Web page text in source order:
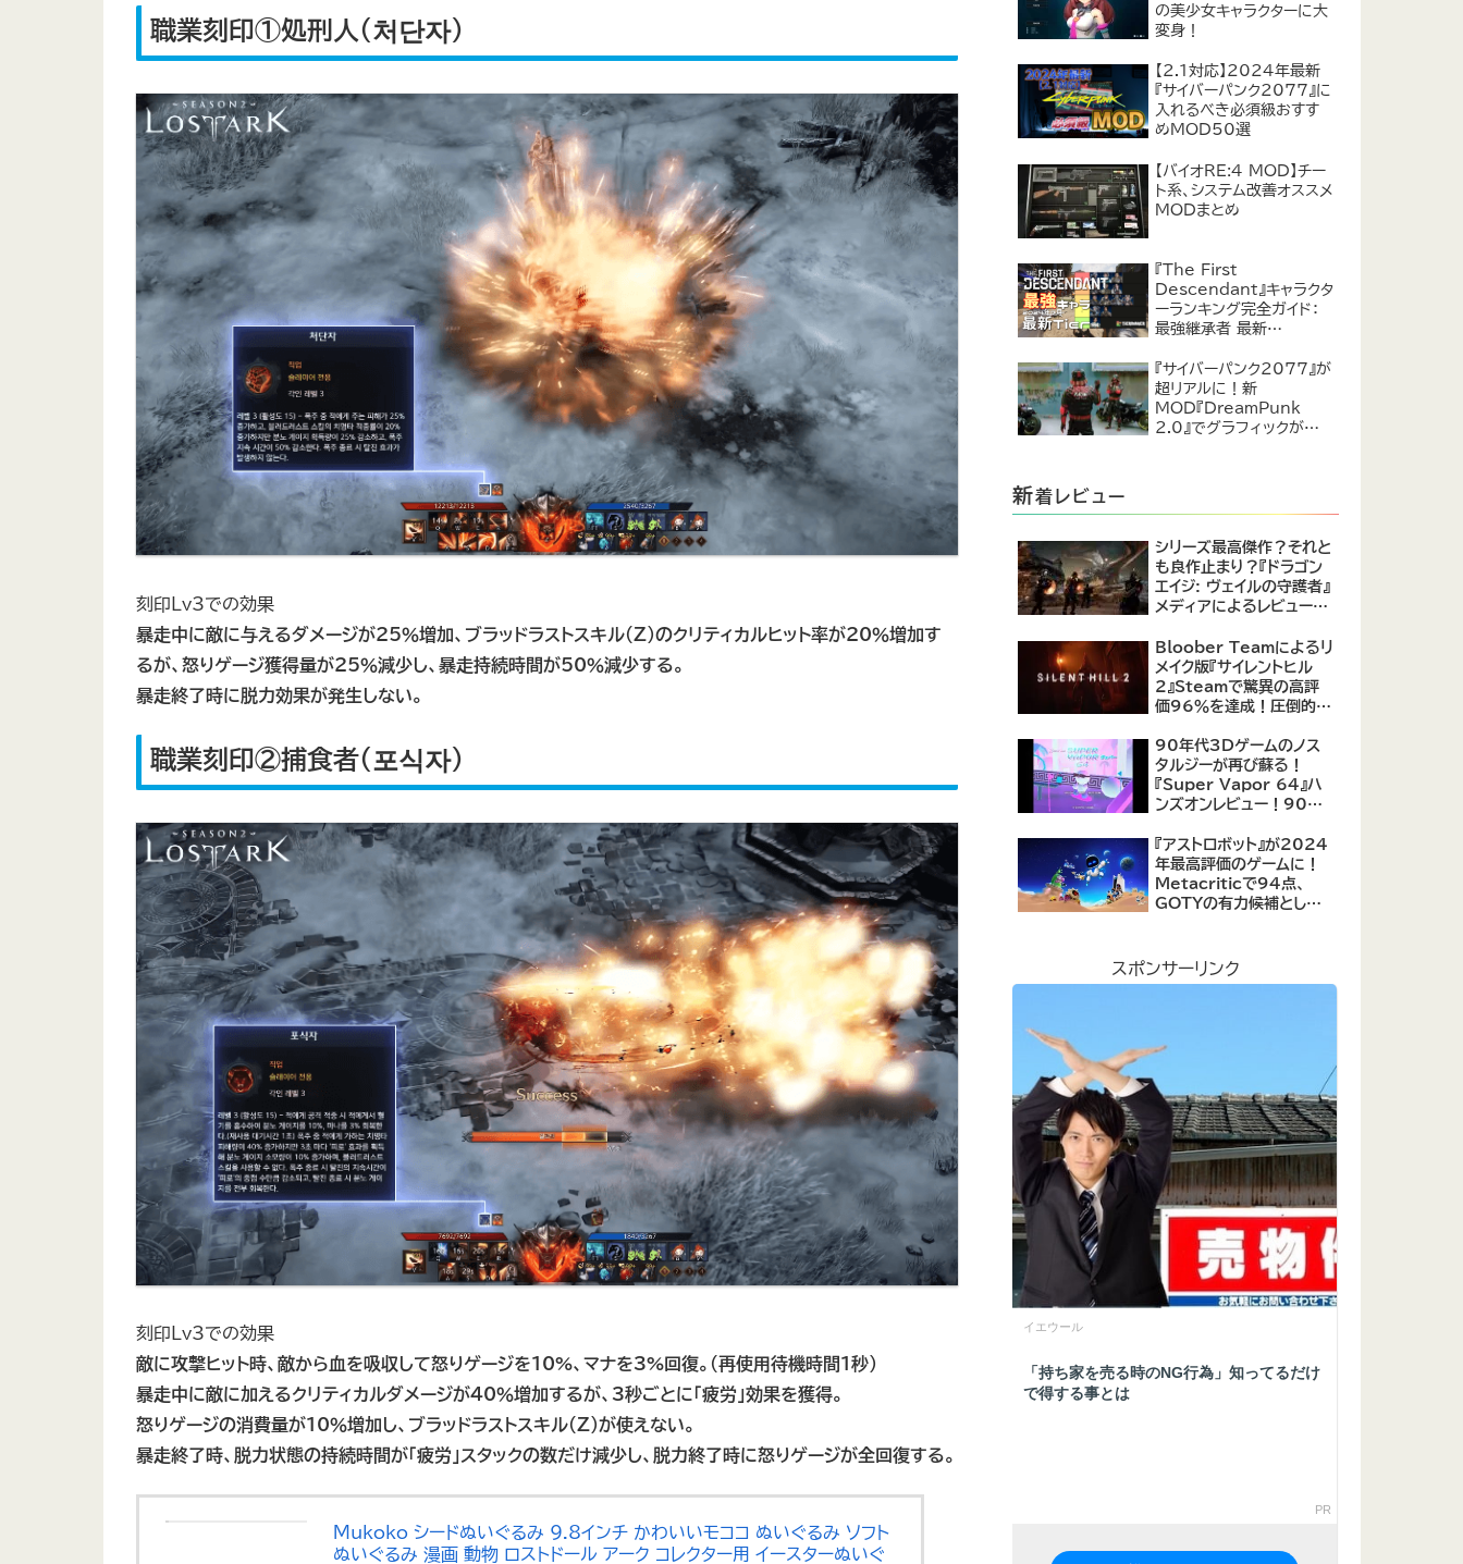
職業刻印①処刑人（처단자）
刻印Lv3での効果
暴走中に敵に与えるダメージが25％増加、ブラッドラストスキル（Z）のクリティカルヒット率が20％増加す
るが、怒りゲージ獲得量が25％減少し、暴走持続時間が50％減少する。
暴走終了時に脱力効果が発生しない。
職業刻印②捕食者（포식자）
刻印Lv3での効果
敵に攻撃ヒット時、敵から血を吸収して怒りゲージを10%、マナを3%回復。（再使用待機時間1秒）
暴走中に敵に加えるクリティカルダメージが40％増加するが、3秒ごとに「疲労」効果を獲得。
怒りゲージの消費量が10％増加し、ブラッドラストスキル（Z）が使えない。
暴走終了時、脱力状態の持続時間が「疲労」スタックの数だけ減少し、脱力終了時に怒りゲージが全回復する。
Mukoko シードぬいぐるみ 9.8インチ かわいいモココ ぬいぐるみ ソフト
ぬいぐるみ 漫画 動物 ロストドール アーク コレクター用 イースターぬいぐ
の美少女キャラクターに大
変身！
【2.1対応】2024年最新
『サイバーパンク2077』に
入れるべき必須級おすす
めMOD50選
【バイオRE:4 MOD】チー
ト系、システム改善オススメ
MODまとめ
『The First
Descendant』キャラクタ
ーランキング完全ガイド：
最強継承者 最新
『サイバーパンク2077』が
超リアルに！新
MOD『DreamPunk
2.0』でグラフィックが恐ろ
新着レビュー
シリーズ最高傑作？それと
も良作止まり？『ドラゴン
エイジ: ヴェイルの守護者』
メディアによるレビューが
ラクター育成システムは好
評、戦闘システムは賛否あ
り
Bloober Teamによるリ
メイク版『サイレントヒル
2』Steamで驚異の高評
価96％を達成！圧倒的な
の復活
90年代3Dゲームのノス
タルジーが再び蘇る！
『Super Vapor 64』ハ
ンズオンレビュー！90年
再現したノスタルジックア
クション
『アストロボット』が2024
年最高評価のゲームに！
Metacriticで94点、
GOTYの有力候補として
スポンサーリンク